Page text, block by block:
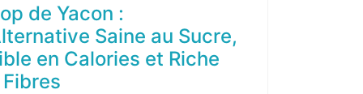
de Yacon :
Saine au Sucre,
en Calories et Riche